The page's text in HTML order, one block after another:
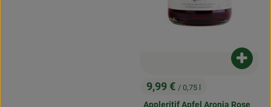
, Preis:
9,99 € / 0,75 l